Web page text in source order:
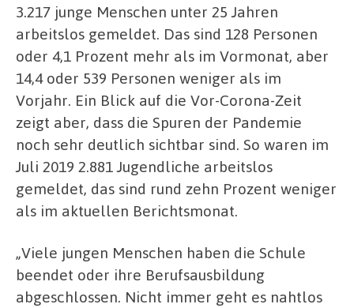
3.217 junge Menschen unter 25 Jahren
arbeitslos gemeldet. Das sind 128 Personen
oder 4,1 Prozent mehr als im Vormonat, aber
14,4 oder 539 Personen weniger als im
Vorjahr. Ein Blick auf die Vor-Corona-Zeit
zeigt aber, dass die Spuren der Pandemie
noch sehr deutlich sichtbar sind. So waren im
Juli 2019 2.881 Jugendliche arbeitslos
gemeldet, das sind rund zehn Prozent weniger
als im aktuellen Berichtsmonat.
„Viele jungen Menschen haben die Schule
beendet oder ihre Berufsausbildung
abgeschlossen. Nicht immer geht es nahtlos